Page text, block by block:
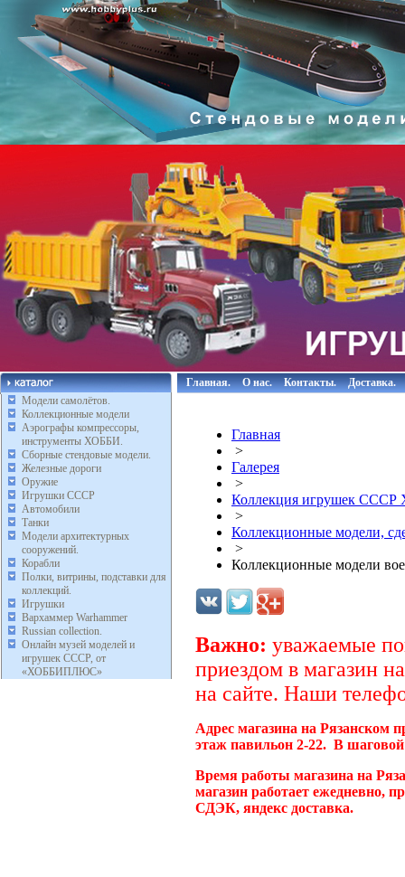
Модели самолётов.
Коллекционные модели
Аэрографы компрессоры,
инструменты ХОББИ.
Сборные стендовые модели.
Железные дороги
Оружие
Игрушки СССР
Автомобили
Танки
Модели архитектурных
сооружений.
Корабли
Полки, витрины, подставки для
коллекций.
Игрушки
Вархаммер Warhammer
Russian collection.
Онлайн музей моделей и
игрушек СССР, от
«ХОББИПЛЮС»
Главная. О нас. Контакты. Доставка.
Главная
>
Галерея
>
Коллекция игрушек
>
Коллекционные модели,
>
Коллекционные модели
Важно: уважаемые
приездом в магазин
на сайте. Наши
Адрес магазина на Рязанском
этаж павильон 2-22. В
Время работы магазина на
магазин работает ежедневно,
СДЭК, яндекс доставка.